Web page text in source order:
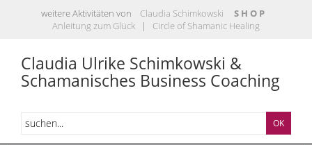
weitere Aktivitäten von Claudia Schimkowski
S H O P
Anleitung zum Glück | Circle of Shamanic Healing
Claudia Ulrike Schimkowski &
Schamanisches Business Coaching